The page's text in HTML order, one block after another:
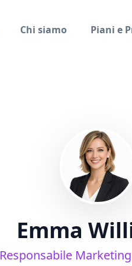
Chi siamo Piani e
Emma
Responsabile